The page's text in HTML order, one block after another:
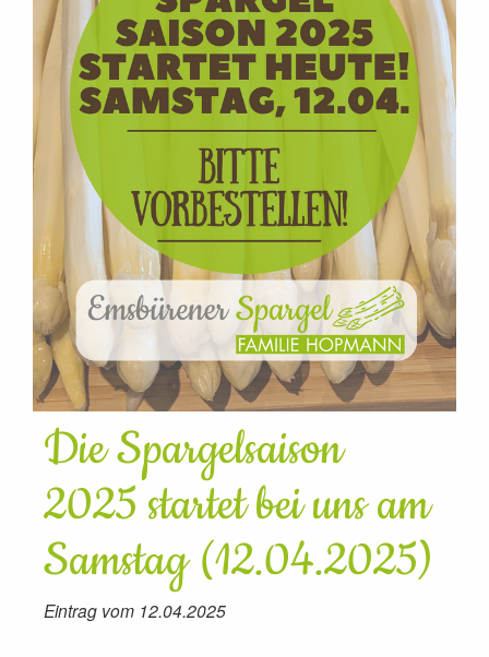
Die Spargelsaison
2025 startet bei uns am
Samstag (12.04.2025)
Eintrag vom 12.04.2025